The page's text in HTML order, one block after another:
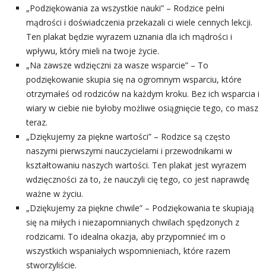
„Podziękowania za wszystkie nauki” – Rodzice pełni
mądrości i doświadczenia przekazali ci wiele cennych lekcji.
Ten plakat będzie wyrazem uznania dla ich mądrości i
wpływu, który mieli na twoje życie.
„Na zawsze wdzięczni za wasze wsparcie” – To
podziękowanie skupia się na ogromnym wsparciu, które
otrzymałeś od rodziców na każdym kroku. Bez ich wsparcia i
wiary w ciebie nie byłoby możliwe osiągnięcie tego, co masz
teraz.
„Dziękujemy za piękne wartości” – Rodzice są często
naszymi pierwszymi nauczycielami i przewodnikami w
kształtowaniu naszych wartości. Ten plakat jest wyrazem
wdzięczności za to, że nauczyli cię tego, co jest naprawdę
ważne w życiu.
„Dziękujemy za piękne chwile” – Podziękowania te skupiają
się na miłych i niezapomnianych chwilach spędzonych z
rodzicami. To idealna okazja, aby przypomnieć im o
wszystkich wspaniałych wspomnieniach, które razem
stworzyliście.